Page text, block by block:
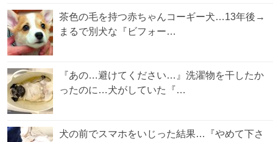
茶色の毛を持つ赤ちゃんコーギー犬…13年後→
まるで別犬な『ビフォー…
『あの…避けてください…』洗濯物を干したか
ったのに…犬がしていた『…
犬の前でスマホをいじった結果…『やめて下さ